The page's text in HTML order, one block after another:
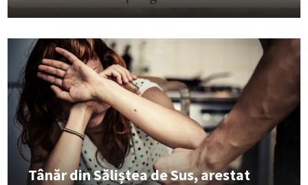
Tânăr din Săliștea de Sus, arestat